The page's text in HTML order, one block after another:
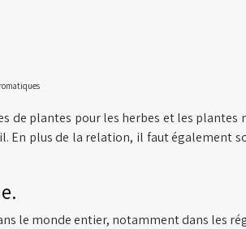
de plantes pour les herbes et les
plus de la relation, il faut également
le monde entier, notamment dans les